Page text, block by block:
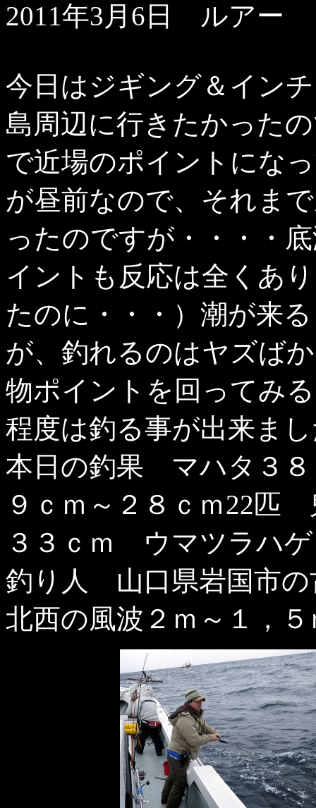
2011年3月6日 ルアー
今日はジギング＆イン
島周辺に行きたかった
で近場のポイントにな
が昼前なので、それま
ったのですが・・・・
イントも反応は全くあ
たのに・・・）潮が来
が、釣れるのはヤズば
物ポイントを回ってみ
程度は釣る事が出来ま
本日の釣果 マハタ３
９ｃｍ～２８ｃｍ22
３３ｃｍ ウマツラハ
釣り人 山口県岩国市の
北西の風波２ｍ～１，５